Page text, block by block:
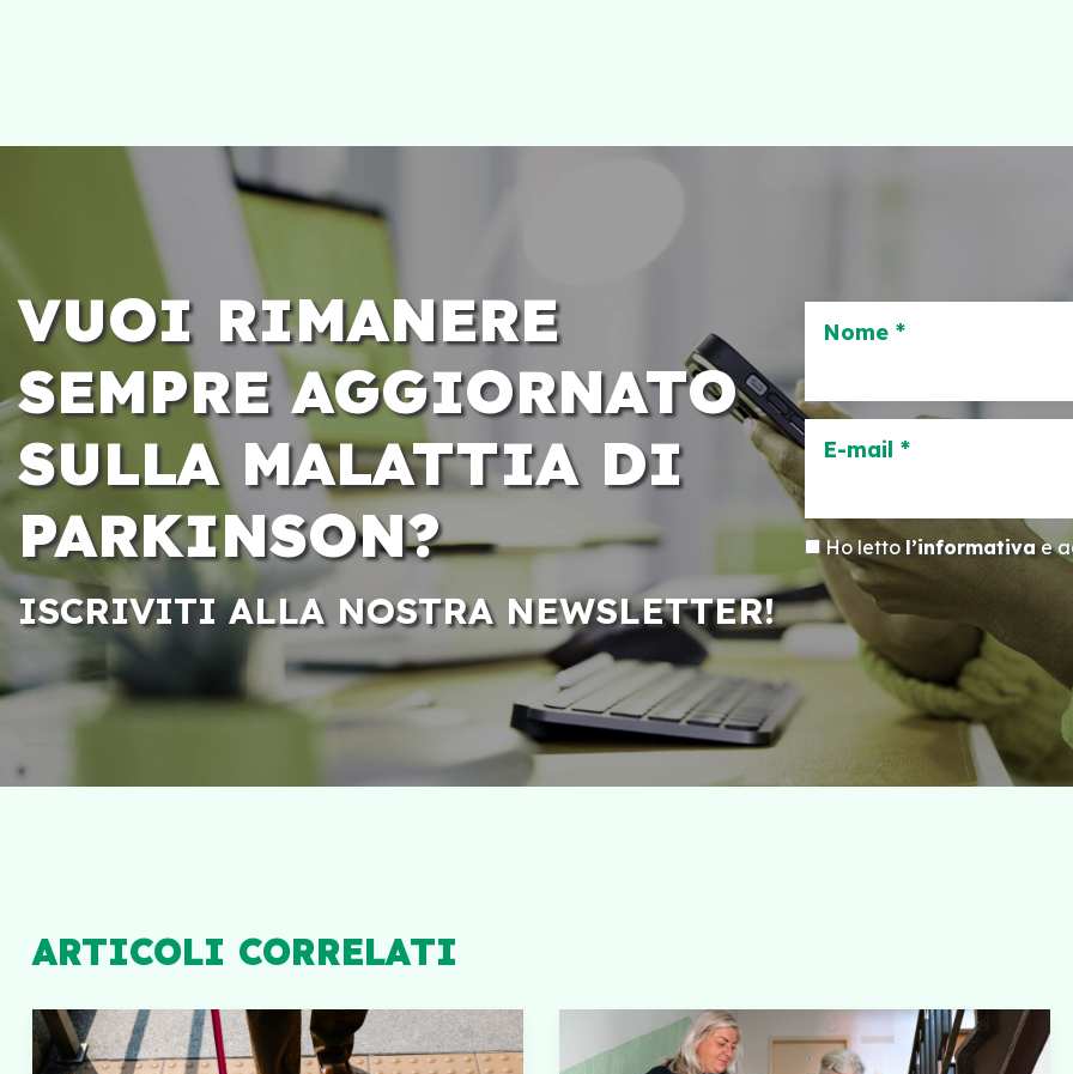
VUOI RIMANERE
SEMPRE AGGIORNATO
SULLA MALATTIA DI
PARKINSON?
ISCRIVITI ALLA NOSTRA NEWSLETTER!
Nome *
E-mail *
Ho letto l’informativae
ARTICOLI CORRELATI